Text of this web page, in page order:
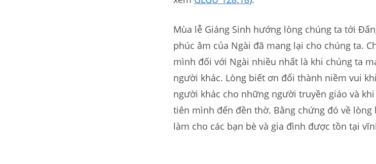
Mùa lễ Giáng Sinh hướng lòng chúng ta tới
phúc âm của Ngài đã mang lại cho chúng ta.
mình đối với Ngài nhiều nhất là khi chúng ta
người khác. Lòng biết ơn đổi thành niềm vui
người khác cho những người truyền giáo và
tiên mình đến đền thờ. Bằng chứng đó về
làm cho các bạn bè và gia đình được tồn tại